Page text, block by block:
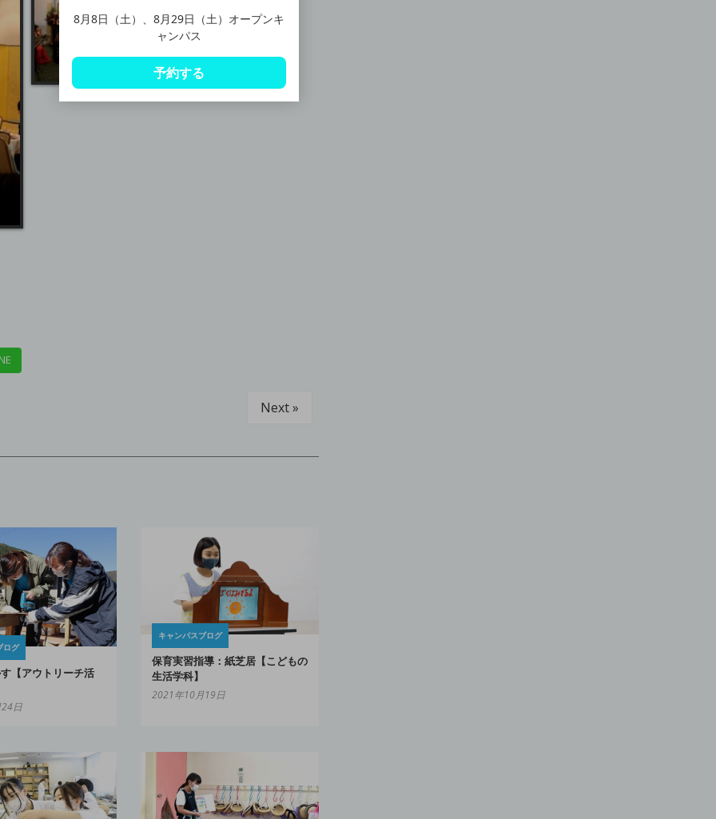
Next »
ログ
【アウトリーチ活
日
キャンパスブログ
保育実習指導：紙芝居【こどもの
生活学科】
2021年10月19日
8月8日（土）、8月29日（土）オープンキ
ャンパス
予約する